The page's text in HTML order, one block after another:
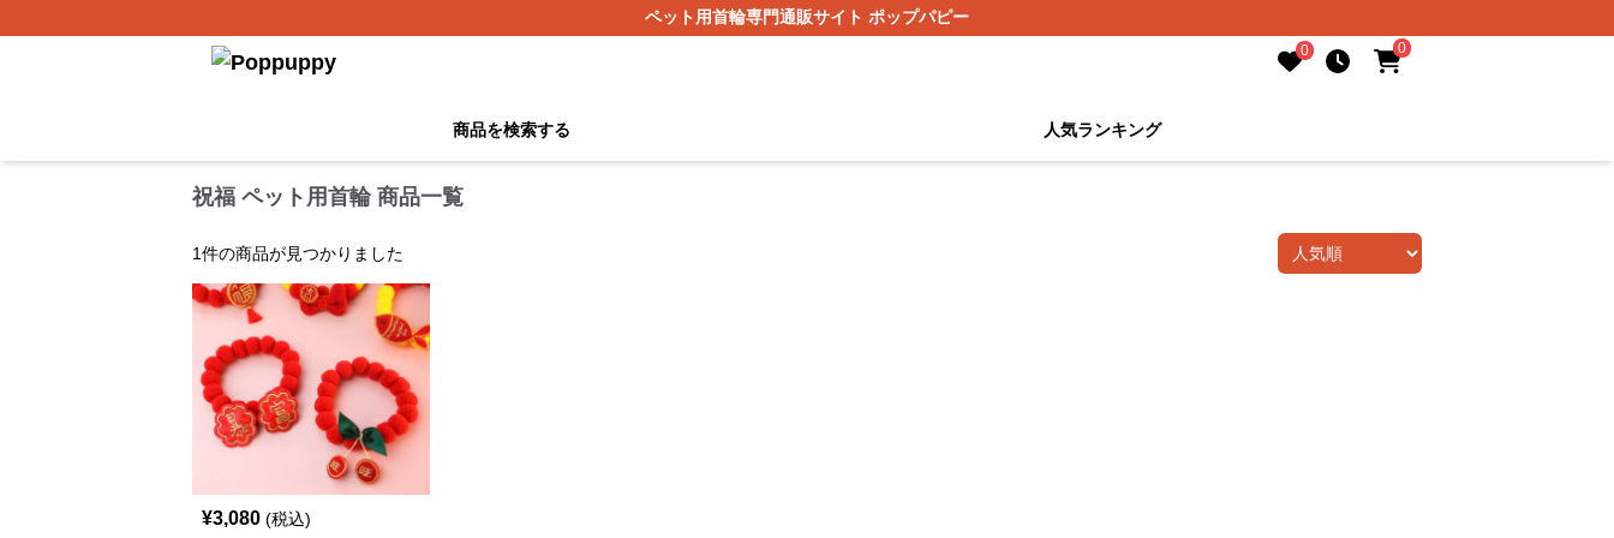
ペット用首輪専門通販サイト ポップパピー
0 0
商品を検索する 人気ランキング
祝福 ペット用首輪 商品一覧
1件の商品が見つかりました
¥3,080 (税込)